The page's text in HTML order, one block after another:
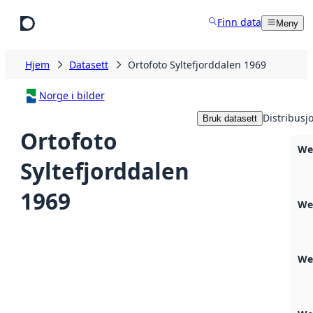
Finn data Meny
Hjem Datasett Ortofoto Syltefjorddalen 1969
Norge i bilder
Ortofoto
Syltefjorddalen
1969
Bruk datasett